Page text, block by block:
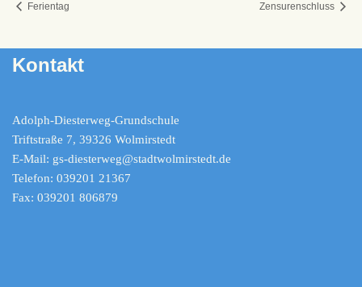
Ferientag Zensurenschluss
Kontakt
Adolph-Diesterweg-Grundschule
Triftstraße 7, 39326 Wolmirstedt
E-Mail: gs-diesterweg@stadtwolmirstedt.de
Telefon: 039201 21367
Fax: 039201 806879